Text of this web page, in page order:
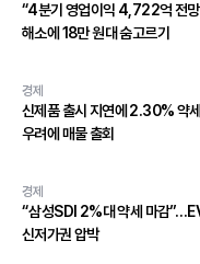
“4분기 영업이익 4,722억 전
해소에 18만 원대 숨고르기
경제
신제품 출시 지연에 2.30% 약
우려에 매물 출회
경제
“삼성SDI 2%대 약세 마감
신저가권 압박